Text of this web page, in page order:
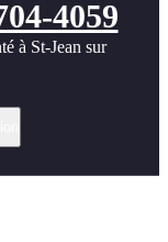
4059
à St-Jean sur